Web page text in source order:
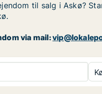
til salg i Askø?
via mail: